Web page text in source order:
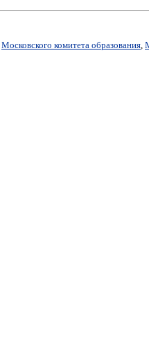
Московского комитета образования,